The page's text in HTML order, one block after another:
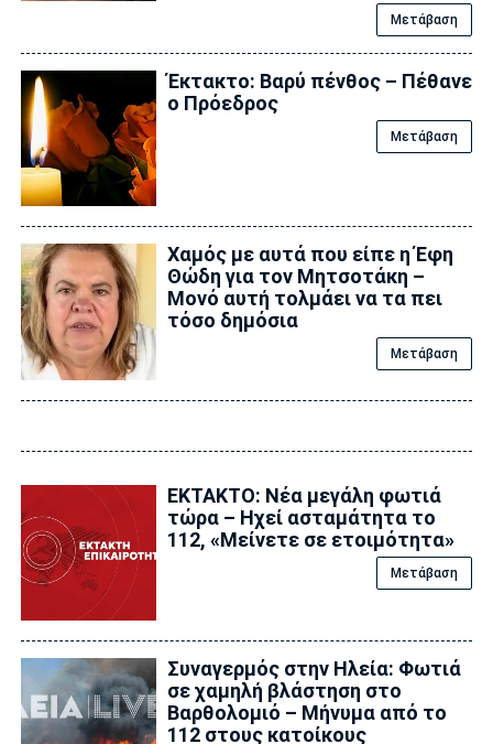
Μετάβαση
Έκτακτο: Βαρύ πένθος – Πέθανε
ο Πρόεδρος
Μετάβαση
Χαμός με αυτά που είπε η Έφη
Θώδη για τον Μητσοτάκη –
Μονό αυτή τολμάει να τα πει
τόσο δημόσια
Μετάβαση
EKTAKTO: Νέα μεγάλη φωτιά
τώρα – Ηχεί ασταμάτητα το
112, «Μείνετε σε ετοιμότητα»
Μετάβαση
Συναγερμός στην Ηλεία: Φωτιά
σε χαμηλή βλάστηση στο
Βαρθολομιό – Μήνυμα από το
112 στους κατοίκους